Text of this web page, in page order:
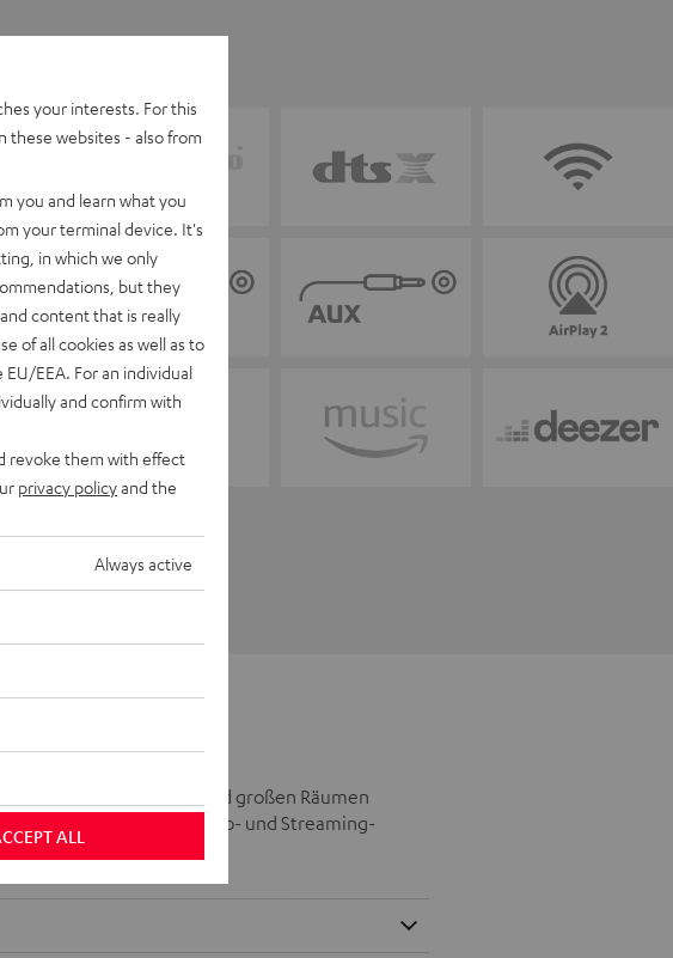
In mittelgroßen und großen Räumen
von umfangreichen Video- und Streaming-
your interests. For this
these websites - also from
you and learn what you
your terminal device. It's
in which we only
but they
content that is really
of all cookies as well as to
EEA. For an individual
and confirm with
revoke them with effect
privacy policyand the
Always active
ALL